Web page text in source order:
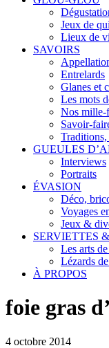
Jeux de
Lieux de
SAVOIRS
Entrelards
Glanes et
Les mots
Nos mille-
Savoir-
Traditions,
GUEULES
Interviews
Portraits
ÉVASION
Déco,
Voyages
Jeux &
SERVIETTES
Les arts
Lézards
À PROPOS
foie gras
4 octobre 2014